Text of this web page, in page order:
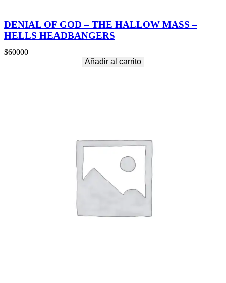
DENIAL OF GOD – THE HALLOW MASS –
HELLS HEADBANGERS
$60000
Añadir al carrito